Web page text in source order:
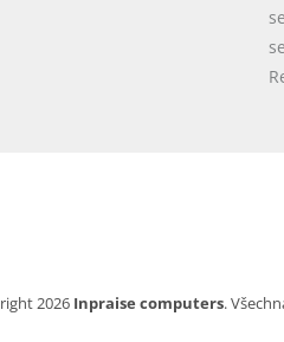
2026 Inpraise computers.